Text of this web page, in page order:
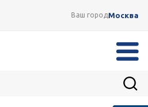
Ваш городМосква